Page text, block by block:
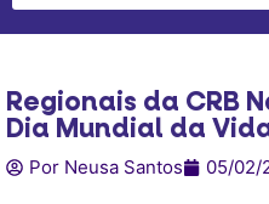
Regionais da CRB
Dia Mundial da
Por Neusa Santos 05/02/